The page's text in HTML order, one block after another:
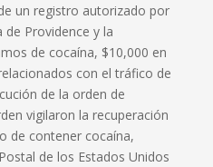
un registro autorizado por
de Providence y la
de cocaína, $10,000 en
con el tráfico de
de la orden de
vigilaron la recuperación
de contener cocaína,
de los Estados Unidos